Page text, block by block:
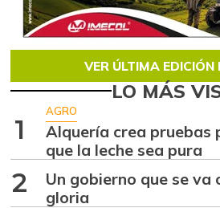
VER ÚLTIMA EDICIÓN
LO MÁS
1
AGRO
Alquería crea
que la leche sea pura
2
Un gobierno que se va
gloria